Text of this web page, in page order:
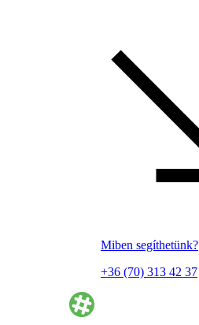
Miben segíthetünk?
+36 (70) 313 42 37